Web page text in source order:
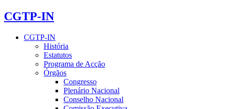
CGTP-IN
CGTP-IN
História
Estatutos
Programa de Acção
Órgãos
Congresso
Plenário Nacional
Conselho Nacional